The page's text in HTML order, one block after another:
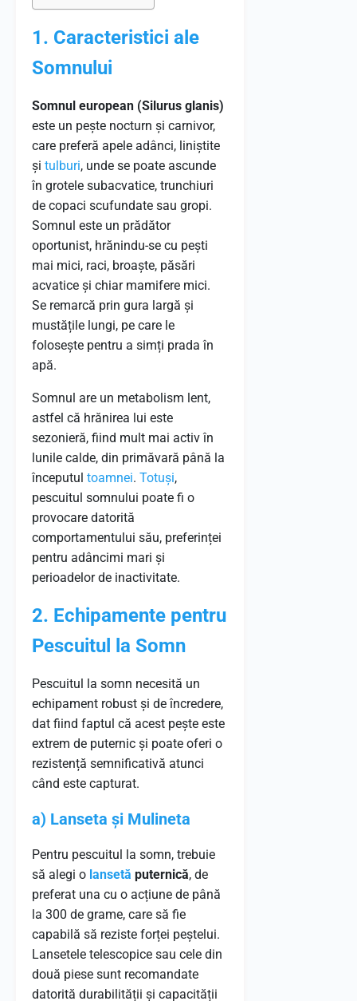
1. Caracteristici ale
Somnului
Somnul european (Silurus glanis)
este un pește nocturn și carnivor,
care preferă apele adânci, liniștite
și tulburi, unde se poate ascunde
în grotele subacvatice, trunchiuri
de copaci scufundate sau gropi.
Somnul este un prădător
oportunist, hrănindu-se cu pești
mai mici, raci, broaște, păsări
acvatice și chiar mamifere mici.
Se remarcă prin gura largă și
mustățile lungi, pe care le
folosește pentru a simți prada în
apă.
Somnul are un metabolism lent,
astfel că hrănirea lui este
sezonieră, fiind mult mai activ în
lunile calde, din primăvară până la
începutul toamnei. Totuși,
pescuitul somnului poate fi o
provocare datorită
comportamentului său, preferinței
pentru adâncimi mari și
perioadelor de inactivitate.
2. Echipamente pentru
Pescuitul la Somn
Pescuitul la somn necesită un
echipament robust și de încredere,
dat fiind faptul că acest pește este
extrem de puternic și poate oferi o
rezistență semnificativă atunci
când este capturat.
a) Lanseta și Mulineta
Pentru pescuitul la somn, trebuie
să alegi o lansetă puternică, de
preferat una cu o acțiune de până
la 300 de grame, care să fie
capabilă să reziste forței peștelui.
Lansetele telescopice sau cele din
două piese sunt recomandate
datorită durabilității și capacității